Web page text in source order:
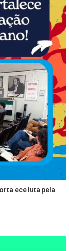
luta pela